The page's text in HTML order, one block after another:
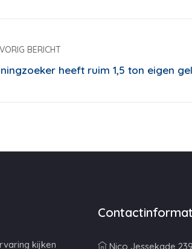
VORIG BERICHT
heeft ruim 1,5 ton eigen
kijken Nico Jessekade